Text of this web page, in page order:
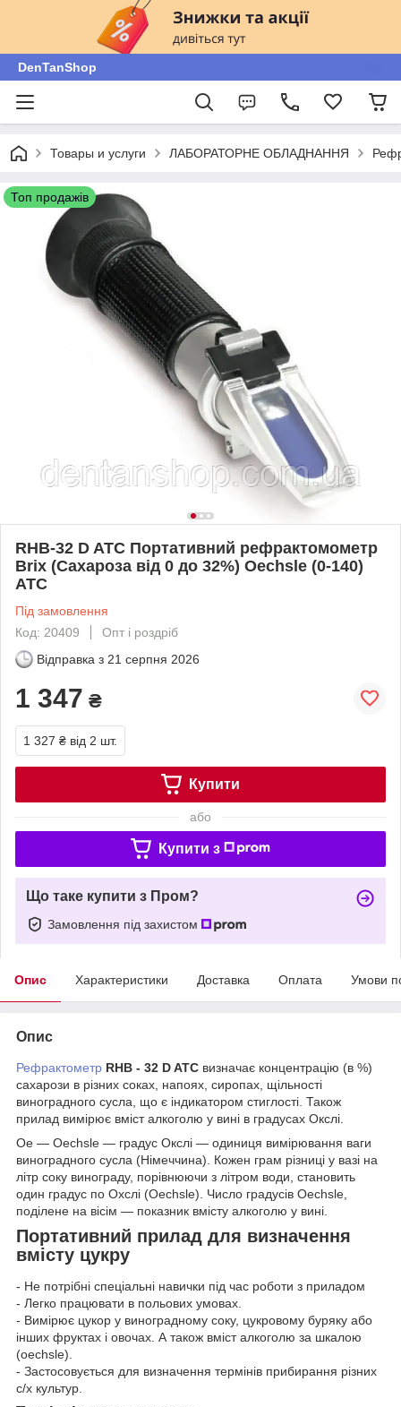
DenTanShop
Товары и услуги ЛАБОРАТОРНЕ ОБЛАДНАННЯ
Топ продажів
RHB-32 D ATC Портативний рефрактомометр
Brix (Сахароза від 0 до 32%) Оechsle (0-140)
ATC
Під замовлення
Код: 20409
Опт і роздріб
Відправка з 21 серпня 2026
1 347 ₴
1 327 ₴ від 2 шт.
Купити
або
Купити з
Що таке купити з Пром?
Замовлення під захистом
Опис Характеристики Доставка Оплата Умови
Опис
Рефрактометр RHB - 32 D ATC визначає концентрацію (в %)
сахарози в різних соках, напоях, сиропах, щільності
виноградного сусла, що є індикатором стиглості. Також
прилад вимірює вміст алкоголю у вині в градусах Окслі.
Oe — Oechsle — градус Окслі — одиниця вимірювання ваги
виноградного сусла (Німеччина). Кожен грам різниці у вазі на
літр соку винограду, порівнюючи з літром води, становить
один градус по Охслі (Oechsle). Число градусів Oechsle,
поділене на вісім — показник вмісту алкоголю у вині.
Портативний прилад для визначення
вмісту цукру
- Не потрібні спеціальні навички під час роботи з приладом
- Легко працювати в польових умовах.
- Вимірює цукор у виноградному соку, цукровому буряку або
інших фруктах і овочах. А також вміст алкоголю за шкалою
(oechsle).
- Застосовується для визначення термінів прибирання різних
с/х культур.